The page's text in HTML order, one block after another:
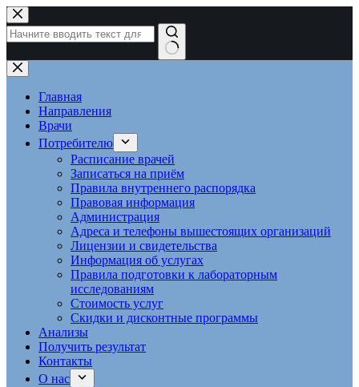
Перейти
к
сути
Ничего
не
найденоГлавная
Направления
Врачи
Потребителю
Расписание врачей
Записаться на приём
Правила внутреннего распорядка
Правовая информация
Администрация
Адреса и телефоны вышестоящих организаций
Лицензии и свидетельства
Информация об услугах
Правила подготовки к лабораторным
исследованиям
Стоимость услуг
Скидки и дисконтные программы
Анализы
Получить результат
Контакты
О нас